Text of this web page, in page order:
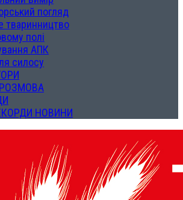
погляд
тваринництво
полі
АПК
силосу
НОВИНИ